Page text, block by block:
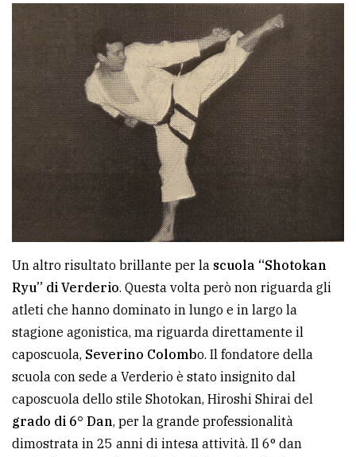
Un altro risultato brillante per la scuola “Shotokan
Ryu” di Verderio. Questa volta però non riguarda gli
atleti che hanno dominato in lungo e in largo la
stagione agonistica, ma riguarda direttamente il
caposcuola, Severino Colombo. Il fondatore della
scuola con sede a Verderio è stato insignito dal
caposcuola dello stile Shotokan, Hiroshi Shirai del
grado di 6° Dan, per la grande professionalità
dimostrata in 25 anni di intesa attività. Il 6° dan